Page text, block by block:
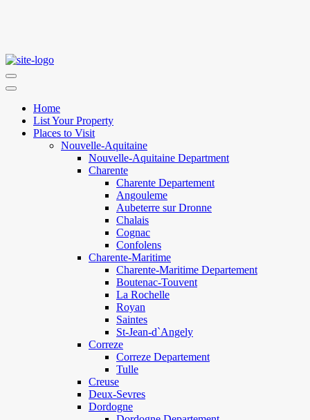
Home
List Your Property
Places to Visit
Nouvelle-Aquitaine
Nouvelle-Aquitaine Department
Charente
Charente Departement
Angouleme
Aubeterre sur Dronne
Chalais
Cognac
Confolens
Charente-Maritime
Charente-Maritime Departement
Boutenac-Touvent
La Rochelle
Royan
Saintes
St-Jean-d`Angely
Correze
Correze Departement
Tulle
Creuse
Deux-Sevres
Dordogne